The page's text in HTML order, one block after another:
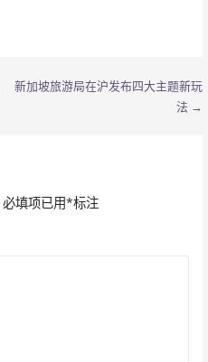
新加坡旅游局在沪发布四大主题新玩
法 →
必填项已用*标注